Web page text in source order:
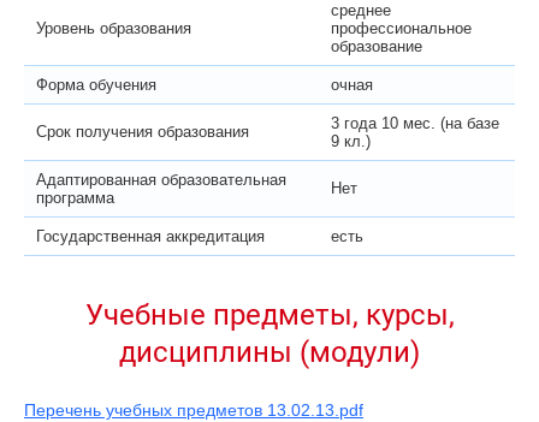
Уровень образования
среднее
профессиональное
образование
Форма обучения очная
Срок получения образования
3 года 10 мес. (на базе
9 кл.)
Адаптированная образовательная
программа
Нет
Государственная аккредитация есть
Учебные предметы, курсы,
дисциплины (модули)
Перечень учебных предметов 13.02.13.pdf